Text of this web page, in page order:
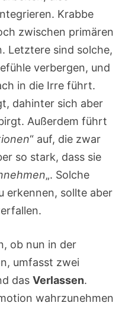
Krabbe
zwischen primären
Letztere sind solche,
verbergen, und
in die Irre führt.
dahinter sich aber
Außerdem führt
“ auf, die zwar
so stark, dass sie
„. Solche
erkennen, sollte aber
ob nun in der
umfasst zwei
dasVerlassen.
wahrzunehmen